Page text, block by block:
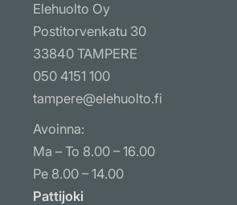
Elehuolto Oy
Postitorvenkatu 30
33840 TAMPERE
050 4151 100
tampere@elehuolto.fi
Avoinna:
Ma – To 8.00 – 16.00
Pe 8.00 – 14.00
Pattijoki